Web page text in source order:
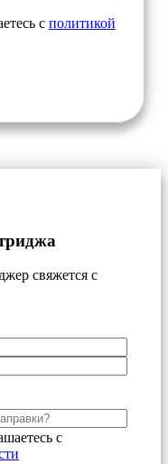
с политикой
свяжется с
с